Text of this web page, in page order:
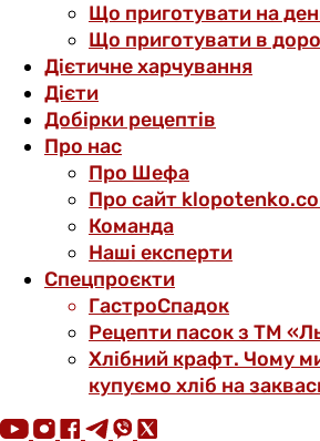
Що приготувати на
Що приготувати в
Дієтичне харчування
Дієти
Добірки рецептів
Про нас
Про Шефа
Про сайт
Команда
Наші експерти
Спецпроєкти
ГастроСпадок
Рецепти пасок з ТМ
Хлібний крафт. Чому
купуємо хліб на